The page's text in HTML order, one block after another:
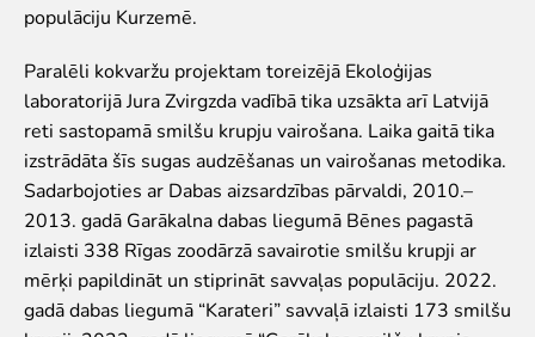
Dzīvnieki
Dzīvnieki
Vēro dzīvnieku barošanu!
Tropu mājas digitālā tūre
Lemuru tiešraide
Sliņķu tiešraide
Lauvu mājas tiešraide
Zinātne
Savvaļas dzīvnieku rehabilitācija
populāciju Kurzemē.
Paralēli kokvaržu projektam toreizējā Ekoloģijas
laboratorijā Jura Zvirgzda vadībā tika uzsākta arī Latvijā
reti sastopamā smilšu krupju vairošana. Laika gaitā tika
izstrādāta šīs sugas audzēšanas un vairošanas metodika.
Sadarbojoties ar Dabas aizsardzības pārvaldi, 2010.–
2013. gadā Garākalna dabas liegumā Bēnes pagastā
izlaisti 338 Rīgas zoodārzā savairotie smilšu krupji ar
mērķi papildināt un stiprināt savvaļas populāciju. 2022.
gadā dabas liegumā “Karateri” savvaļā izlaisti 173 smilšu